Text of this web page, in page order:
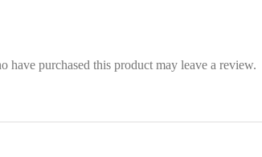
have purchased this product may leave a review.